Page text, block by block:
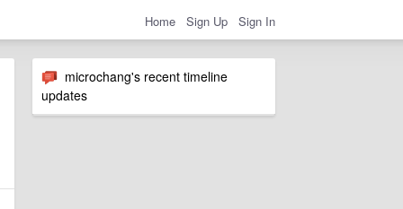
Home Sign Up Sign In
microchang's recent timeline
updates